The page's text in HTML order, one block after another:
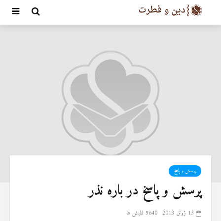
پرسش و پاسخ
پرسش و پاسخ در باره نذر
13 ژوئن 2013 5640 نمایش ها